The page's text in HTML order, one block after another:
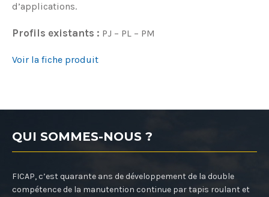
d’applications.
Profils existants : PJ – PL – PM
Voir la fiche produit
QUI SOMMES-NOUS ?
FICAP, c’est quarante ans de développement de la double
compétence de la manutention continue par tapis roulant et